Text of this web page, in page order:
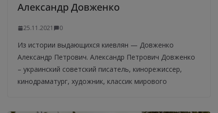
Александр Довженко
25.11.2021 0
Из истории выдающихся киевлян — Довженко
Александр Петрович. Александр Петрович Довженко
– украинский советский писатель, кинорежиссер,
кинодраматург, художник, классик мирового